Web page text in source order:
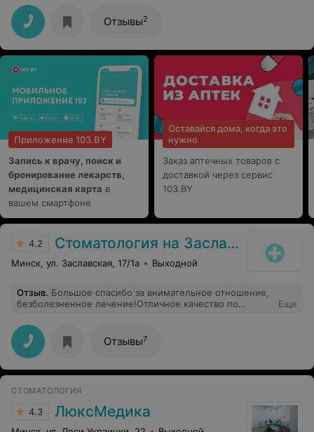
дочери. Это не просто стоматолог, а вдумчивый,
участливый, высококлассный специалист и виртуоз.
Своей филигранной работой она сделала нас
счастливыми, нижайший поклон Илоне Ивановне и
коллективу нашей родной детской стоматологической
поликлиники, начиная от вежливой, обходительной
регистратуры с её уже родными лицами, работников
рентген кабинета и особую роль в нашей судьбе
сыграла Инесса Игоревна Серова, мастер своего дела,
великолепный стоматолог, которая на протяжении
нескольких лет вела наш печальный случай и привела
к благополучному финалу. Клиника должна гордиться
такими сотрудниками!
Отзывы2
Приложение 103.BY
Запись к врачу, поиск и
бронирование лекарств,
медицинская карта в
вашем смартфоне
Оставайся дома, когда это
нужно
Заказ аптечных товаров с
доставкой через сервис
103.BY
4.2 Стоматология на Заславской
Минск, ул. Заславская, 17/1а Выходной
Отзыв. Большое спасибо за внимательное отношение,
безболезненное лечение!Отличное качество по
Еще
Отзывы7
СТОМАТОЛОГИЯ
4.3 ЛюксМедика